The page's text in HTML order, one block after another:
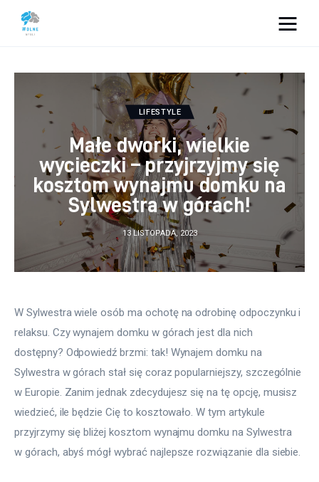
Lifestyle
Biznes
Dom i ogród
Uroda
Zdrowie
Więcej
LIFESTYLE
Małe dworki, wielkie
wycieczki – przyjrzyjmy się
kosztom wynajmu domku na
Sylwestra w górach!
13 LISTOPADA, 2023
W Sylwestra wiele osób ma ochotę na odrobinę odpoczynku i
relaksu. Czy wynajem domku w górach jest dla nich
dostępny? Odpowiedź brzmi: tak! Wynajem domku na
Sylwestra w górach stał się coraz popularniejszy, szczególnie
w Europie. Zanim jednak zdecydujesz się na tę opcję, musisz
wiedzieć, ile będzie Cię to kosztowało. W tym artykule
przyjrzymy się bliżej kosztom wynajmu domku na Sylwestra
w górach, abyś mógł wybrać najlepsze rozwiązanie dla siebie.